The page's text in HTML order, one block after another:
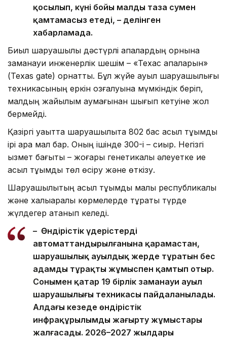
қосылып, күні бойы малды таза сумен
қамтамасыз етеді, – делінген
хабарламада.
Биыл шаруашылық дәстүрлі қақпалардың орнына
заманауи инженерлік шешім – «Техас қақпаларын»
(Texas gate) орнатты. Бұл жүйе ауыл шаруашылығы
техникасының еркін қозғалуына мүмкіндік беріп,
малдың жайылым аумағынан шығып кетуіне жол
бермейді.
Қазіргі уақытта шаруашылықта 802 бас асыл тұқымды
ірі қара мал бар. Оның ішінде 300-і – сиыр. Негізгі
қызмет бағыты – жоғары генетикалық әлеуетке ие
асыл тұқымды төл өсіру және өткізу.
Шаруашылықтың асыл тұқымды малы республикалық
және халықаралық көрмелерде тұрақты түрде
жүлдегер атанып келеді.
– Өндірістік үдерістердің
автоматтандырылғанына қарамастан,
шаруашылық ауылдық жерде тұратын бес
адамды тұрақты жұмыспен қамтып отыр.
Сонымен қатар 19 бірлік заманауи ауыл
шаруашылығы техникасы пайдаланылады.
Алдағы кезеңде өндірістік
инфрақұрылымды жаңғырту жұмыстары
жалғасады. 2026–2027 жылдары